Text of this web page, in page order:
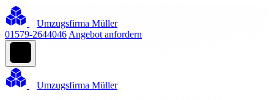
Umzugsfirma Müller
01579-2644046 Angebot anfordern
Umzugsfirma Müller